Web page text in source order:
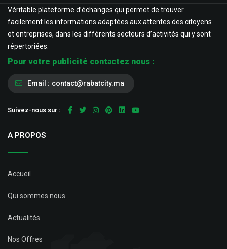
Véritable plateforme d’échanges qui permet de trouver
facilement les informations adaptées aux attentes des citoyens
et entreprises, dans les différents secteurs d’activités qui y sont
répertoriées.
Pour votre publicité contactez nous :
Email : contact@rabatcity.ma
Suivez-nous sur :
A PROPOS
Accueil
Qui sommes nous
Actualités
Nos Offres